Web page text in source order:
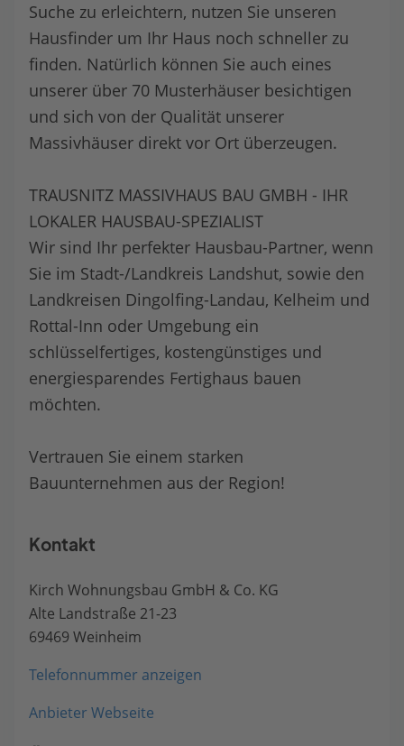
Suche zu erleichtern, nutzen Sie unseren
Hausfinder um Ihr Haus noch schneller zu
finden. Natürlich können Sie auch eines
unserer über 70 Musterhäuser besichtigen
und sich von der Qualität unserer
Massivhäuser direkt vor Ort überzeugen.
TRAUSNITZ MASSIVHAUS BAU GMBH - IHR
LOKALER HAUSBAU-SPEZIALIST
Wir sind Ihr perfekter Hausbau-Partner, wenn
Sie im Stadt-/Landkreis Landshut, sowie den
Landkreisen Dingolfing-Landau, Kelheim und
Rottal-Inn oder Umgebung ein
schlüsselfertiges, kostengünstiges und
energiesparendes Fertighaus bauen
möchten.
Vertrauen Sie einem starken
Bauunternehmen aus der Region!
Kontakt
Kirch Wohnungsbau GmbH & Co. KG
Alte Landstraße 21-23
69469 Weinheim
Telefonnummer anzeigen
Anbieter Webseite